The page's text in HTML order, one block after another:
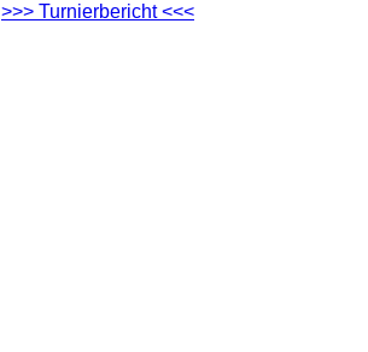
>>> Turnierbericht <<<